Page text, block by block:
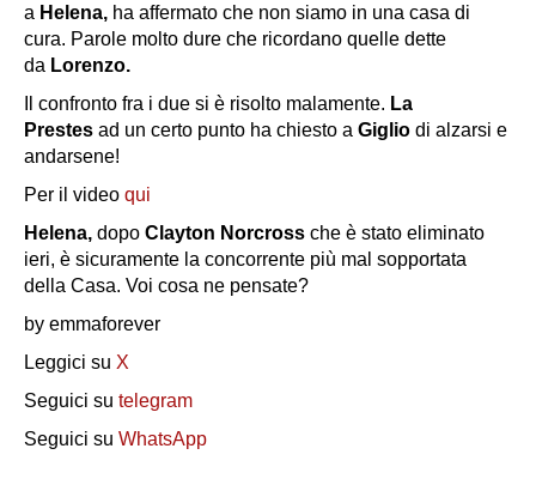
a Helena, ha affermato che non siamo in una casa di
cura. Parole molto dure che ricordano quelle dette
da Lorenzo.
Il confronto fra i due si è risolto malamente. La
Prestes ad un certo punto ha chiesto a Giglio di alzarsi e
andarsene!
Per il video qui
Helena, dopo Clayton Norcross che è stato eliminato
ieri, è sicuramente la concorrente più mal sopportata
della Casa. Voi cosa ne pensate?
by emmaforever
Leggici su X
Seguici su telegram
Seguici su WhatsApp